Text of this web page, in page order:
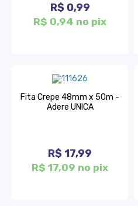
R$ 0,99
R$ 0,94 no pix
Fita Crepe 48mm x 50m -
Adere UNICA
R$ 17,99
R$ 17,09 no pix